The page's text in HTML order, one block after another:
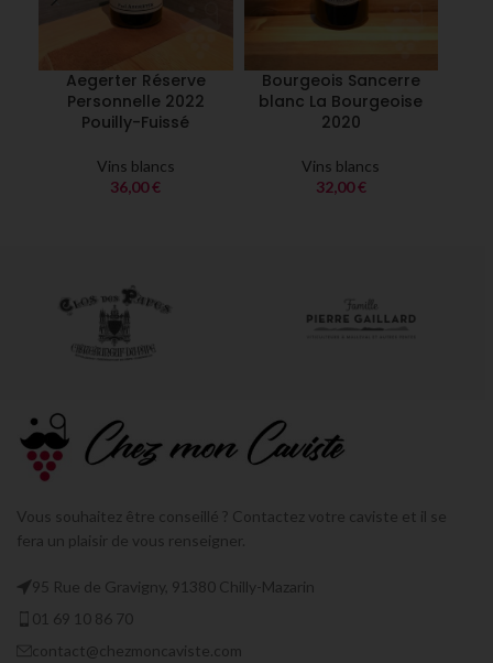
Aegerter Réserve
Personnelle 2022
Pouilly-Fuissé
Vins blancs
36,00€
Bourgeois Sancerre
blanc La Bourgeoise
2020
Vins blancs
32,00€
Vous souhaitez être conseillé ? Contactez votre caviste et il se
fera un plaisir de vous renseigner.
95 Rue de Gravigny, 91380 Chilly-Mazarin
01 69 10 86 70
contact@chezmoncaviste.com